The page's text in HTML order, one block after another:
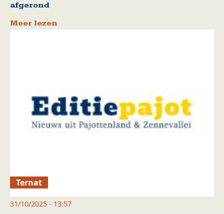
afgerond
Meer lezen
Ternat
31/10/2025 - 13:57